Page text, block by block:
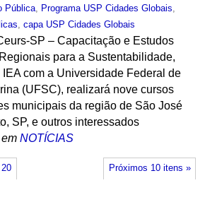
Pública, Programa USP Cidades Globais,
, capa USP Cidades Globais
SP – Capacitação e Estudos
para a Sustentabilidade,
IEA com a Universidade Federal de
(UFSC), realizará nove cursos
municipais da região de São José
SP, e outros interessados
NOTÍCIAS
Próximos 10 itens »
20